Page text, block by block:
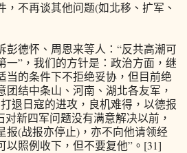
，不再谈其他问题(如北移、扩军、
德怀、周恩来等人：“反共高潮可
一”，我们的方针是：政治方面，继
当的条件下不拒绝妥协，但目前绝
团结中条山、河南、湖北各友军，
退日寇的进攻，良机难得，以德报
对新四军问题没有满意解决以前，
报(战报亦停止)，亦不向他请领经
以照例收下，但不要复他”。[31]